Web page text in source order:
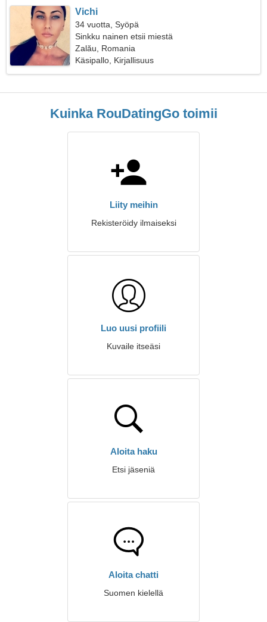
Vichi
34 vuotta, Syöpä
Sinkku nainen etsii miestä
Zalău, Romania
Käsipallo, Kirjallisuus
Kuinka RouDatingGo toimii
Liity meihin
Rekisteröidy ilmaiseksi
Luo uusi profiili
Kuvaile itseäsi
Aloita haku
Etsi jäseniä
Aloita chatti
Suomen kielellä